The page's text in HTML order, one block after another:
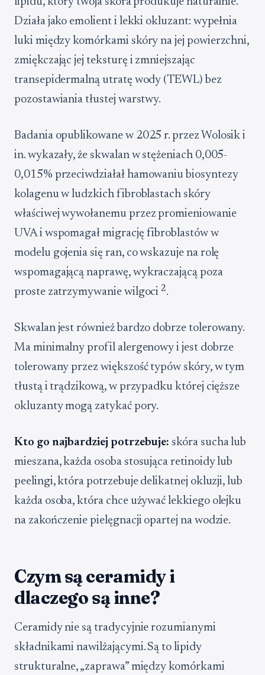
Działa jako emolient i lekki okluzant: wypełnia
luki między komórkami skóry na jej powierzchni,
zmiękczając jej teksturę i zmniejszając
transepidermalną utratę wody (TEWL) bez
pozostawiania tłustej warstwy.
Badania opublikowane w 2025 r. przez Wolosik i
in. wykazały, że skwalan w stężeniach 0,005-
0,015% przeciwdziałał hamowaniu biosyntezy
kolagenu w ludzkich fibroblastach skóry
właściwej wywołanemu przez promieniowanie
UVA i wspomagał migrację fibroblastów w
modelu gojenia się ran, co wskazuje na rolę
wspomagającą naprawę, wykraczającą poza
proste zatrzymywanie wilgoci2.
Skwalan jest również bardzo dobrze tolerowany.
Ma minimalny profil alergenowy i jest dobrze
tolerowany przez większość typów skóry, w tym
tłustą i trądzikową, w przypadku której cięższe
okluzanty mogą zatykać pory.
Kto go najbardziej potrzebuje: skóra sucha lub
mieszana, każda osoba stosująca retinoidy lub
peelingi, która potrzebuje delikatnej okluzji, lub
każda osoba, która chce używać lekkiego olejku
na zakończenie pielęgnacji opartej na wodzie.
Czym są ceramidy i
dlaczego są inne?
Ceramidy nie są tradycyjnie rozumianymi
składnikami nawilżającymi. Są to lipidy
strukturalne, „zaprawa” między komórkami